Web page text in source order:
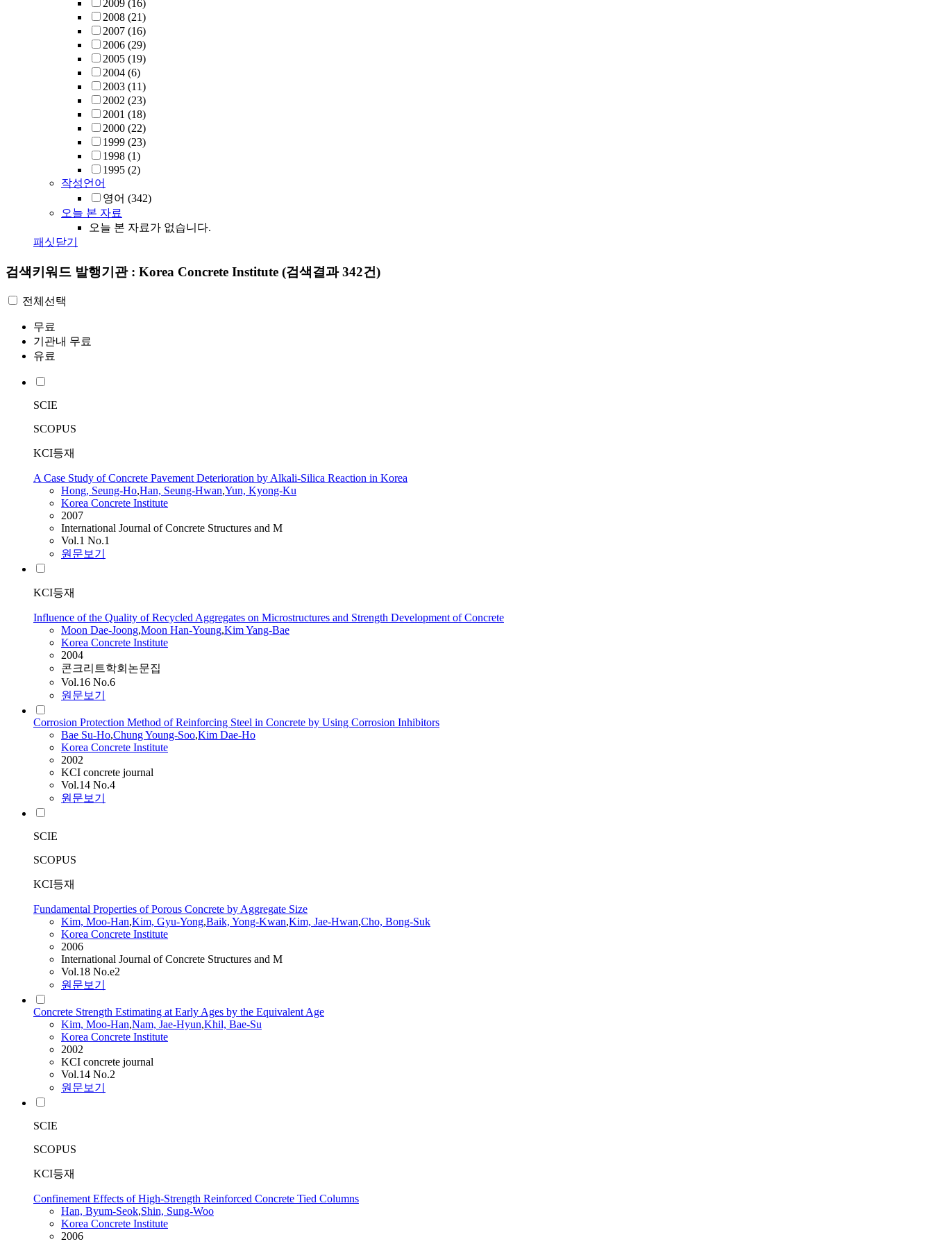
2009 (16)
2008 (21)
2007 (16)
2006 (29)
2005 (19)
2004 (6)
2003 (11)
2002 (23)
2001 (18)
2000 (22)
1999 (23)
1998 (1)
1995 (2)
작성언어
영어 (342)
오늘 본 자료
오늘 본 자료가 없습니다.
패싯닫기
검색키워드 발행기관 : Korea Concrete Institute (검색결과 342건)
전체선택
무료
기관내 무료
유료
SCIE
SCOPUS
KCI등재
A Case Study of Concrete Pavement Deterioration by Alkali-Silica Reaction in Korea
Hong, Seung-Ho,Han, Seung-Hwan,Yun, Kyong-Ku
Korea Concrete Institute
2007
International Journal of Concrete Structures and M
Vol.1 No.1
원문보기
KCI등재
Influence of the Quality of Recycled Aggregates on Microstructures and Strength Development of Concrete
Moon Dae-Joong,Moon Han-Young,Kim Yang-Bae
Korea Concrete Institute
2004
콘크리트학회논문집
Vol.16 No.6
원문보기
Corrosion Protection Method of Reinforcing Steel in Concrete by Using Corrosion Inhibitors
Bae Su-Ho,Chung Young-Soo,Kim Dae-Ho
Korea Concrete Institute
2002
KCI concrete journal
Vol.14 No.4
원문보기
SCIE
SCOPUS
KCI등재
Fundamental Properties of Porous Concrete by Aggregate Size
Kim, Moo-Han,Kim, Gyu-Yong,Baik, Yong-Kwan,Kim, Jae-Hwan,Cho, Bong-Suk
Korea Concrete Institute
2006
International Journal of Concrete Structures and M
Vol.18 No.e2
원문보기
Concrete Strength Estimating at Early Ages by the Equivalent Age
Kim, Moo-Han,Nam, Jae-Hyun,Khil, Bae-Su
Korea Concrete Institute
2002
KCI concrete journal
Vol.14 No.2
원문보기
SCIE
SCOPUS
KCI등재
Confinement Effects of High-Strength Reinforced Concrete Tied Columns
Han, Byum-Seok,Shin, Sung-Woo
Korea Concrete Institute
2006